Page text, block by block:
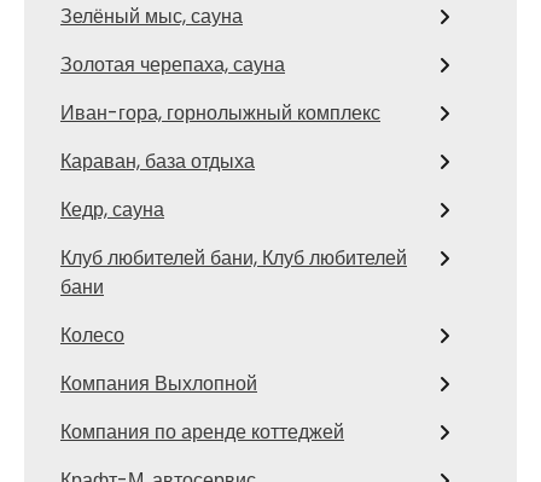
Зелёный мыс, сауна
Золотая черепаха, сауна
Иван-гора, горнолыжный комплекс
Караван, база отдыха
Кедр, сауна
Клуб любителей бани, Клуб любителей
бани
Колесо
Компания Выхлопной
Компания по аренде коттеджей